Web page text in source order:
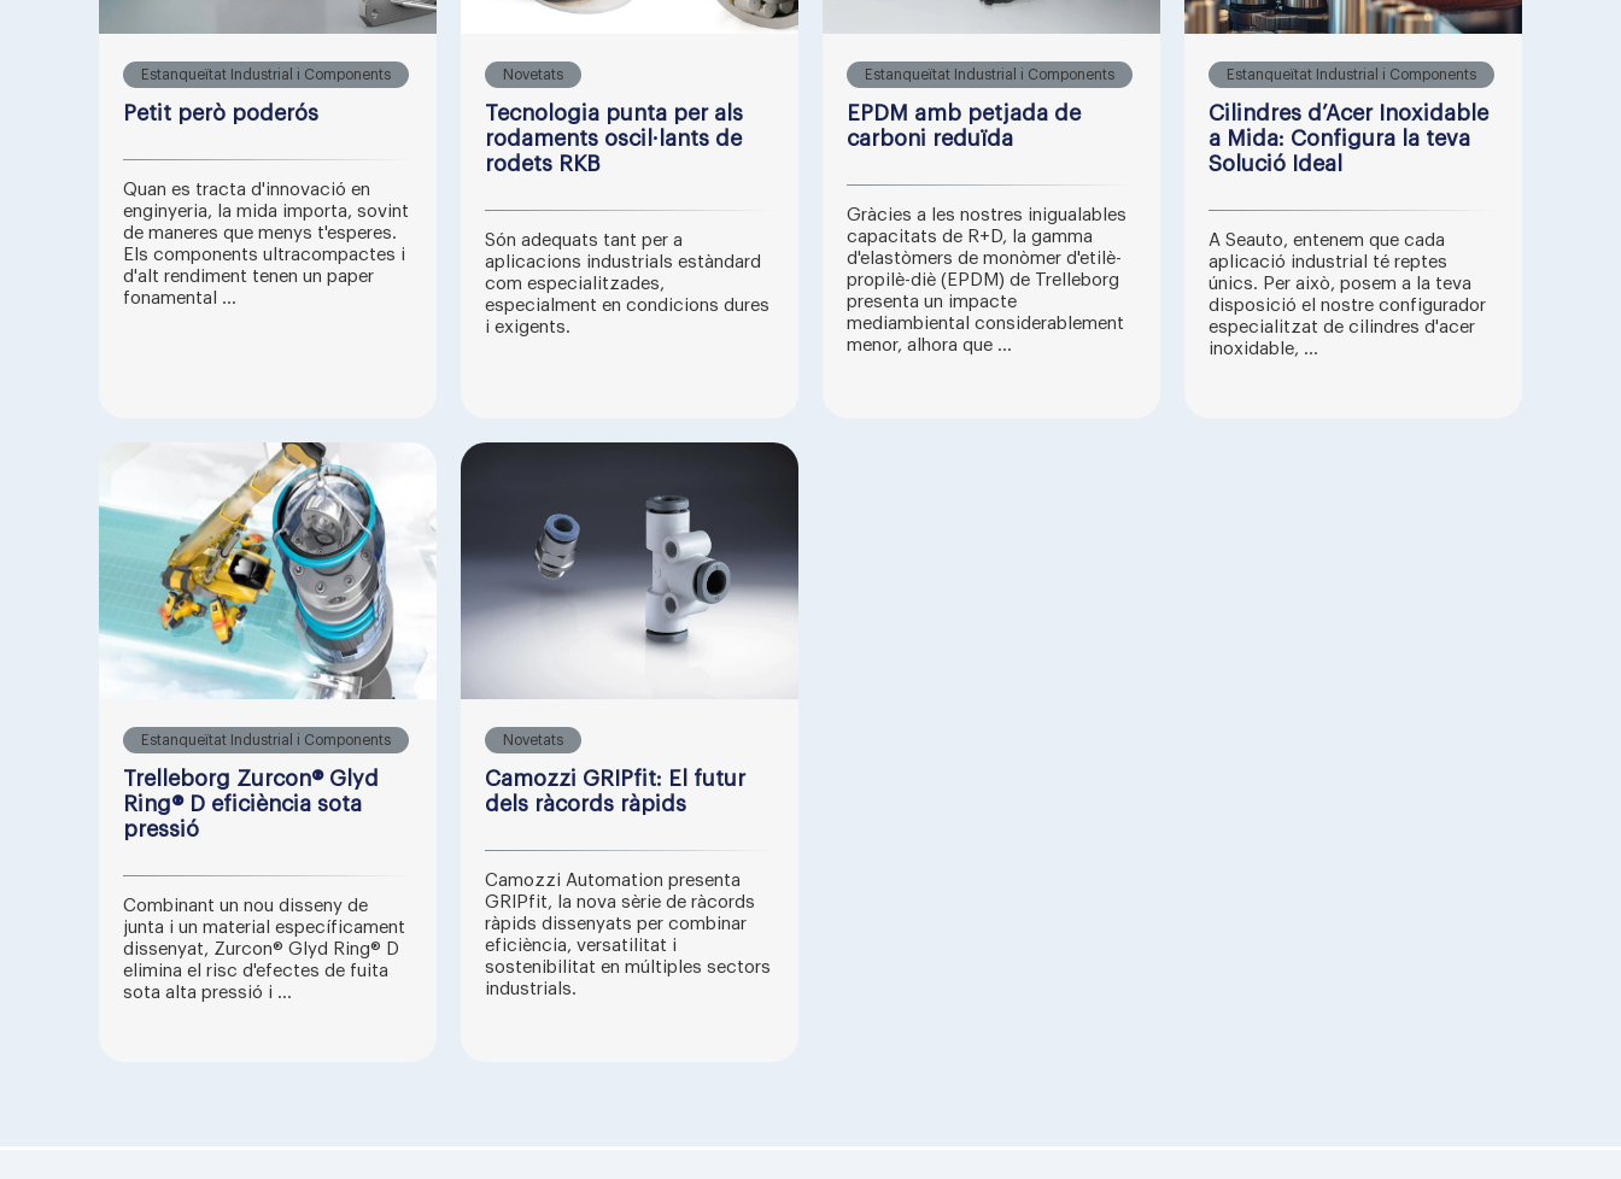
Estanqueïtat Industrial i Components
Petit però poderós
Quan es tracta d'innovació en
enginyeria, la mida importa, sovint
de maneres que menys t'esperes.
Els components ultracompactes i
d'alt rendiment tenen un paper
fonamental ...
Novetats
Tecnologia punta per als
rodaments oscil·lants de
rodets RKB
Són adequats tant per a
aplicacions industrials estàndard
com especialitzades,
especialment en condicions dures
i exigents.
Estanqueïtat Industrial i Components
EPDM amb petjada de
carboni reduïda
Gràcies a les nostres inigualables
capacitats de R+D, la gamma
d'elastòmers de monòmer d'etilè-
propilè-diè (EPDM) de Trelleborg
presenta un impacte
mediambiental considerablement
menor, alhora que ...
Estanqueïtat Industrial i Components
Cilindres d’Acer Inoxidable
a Mida: Configura la teva
Solució Ideal
A Seauto, entenem que cada
aplicació industrial té reptes
únics. Per això, posem a la teva
disposició el nostre configurador
especialitzat de cilindres d'acer
inoxidable, ...
Estanqueïtat Industrial i Components
Trelleborg Zurcon® Glyd
Ring® D eficiència sota
pressió
Combinant un nou disseny de
junta i un material específicament
dissenyat, Zurcon® Glyd Ring® D
elimina el risc d'efectes de fuita
sota alta pressió i ...
Novetats
Camozzi GRIPfit: El futur
dels ràcords ràpids
Camozzi Automation presenta
GRIPfit, la nova sèrie de ràcords
ràpids dissenyats per combinar
eficiència, versatilitat i
sostenibilitat en múltiples sectors
industrials.